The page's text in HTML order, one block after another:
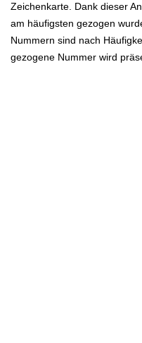
Zeichenkarte. Dank dieser
am häufigsten gezogen
Nummern sind nach
gezogene Nummer wird